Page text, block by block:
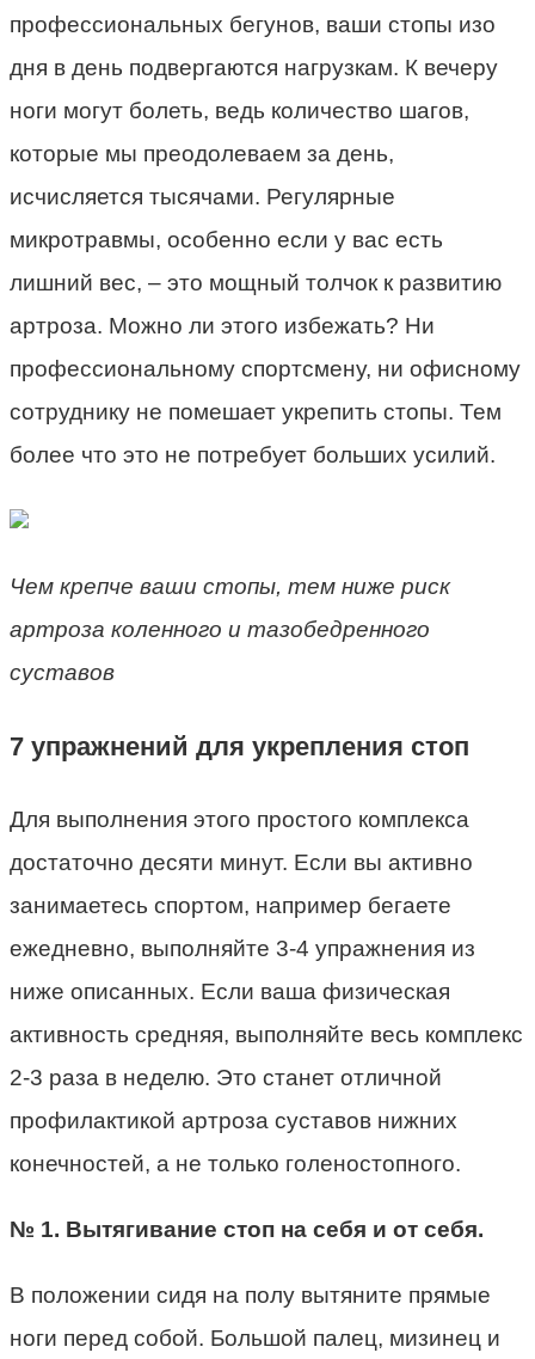
профессиональных бегунов, ваши стопы изо
дня в день подвергаются нагрузкам. К вечеру
ноги могут болеть, ведь количество шагов,
которые мы преодолеваем за день,
исчисляется тысячами. Регулярные
микротравмы, особенно если у вас есть
лишний вес, – это мощный толчок к развитию
артроза. Можно ли этого избежать? Ни
профессиональному спортсмену, ни офисному
сотруднику не помешает укрепить стопы. Тем
более что это не потребует больших усилий.
Чем крепче ваши стопы, тем ниже риск
артроза коленного и тазобедренного
суставов
7 упражнений для укрепления стоп
Для выполнения этого простого комплекса
достаточно десяти минут. Если вы активно
занимаетесь спортом, например бегаете
ежедневно, выполняйте 3-4 упражнения из
ниже описанных. Если ваша физическая
активность средняя, выполняйте весь комплекс
2-3 раза в неделю. Это станет отличной
профилактикой артроза суставов нижних
конечностей, а не только голеностопного.
№ 1. Вытягивание стоп на себя и от себя.
В положении сидя на полу вытяните прямые
ноги перед собой. Большой палец, мизинец и